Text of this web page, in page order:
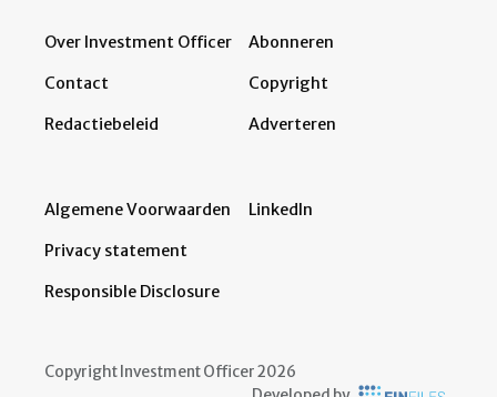
Over Investment Officer
Contact
Redactiebeleid
Abonneren
Copyright
Adverteren
Algemene Voorwaarden
Privacy statement
Responsible Disclosure
LinkedIn
Copyright Investment Officer 2026